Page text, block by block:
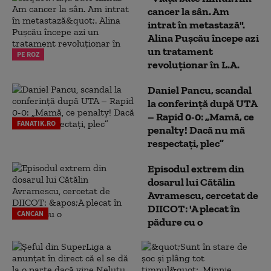
PE ROZ
cancer la sân. Am
intrat în metastază".
Alina Pușcău începe azi
un tratament
revoluționar în L.A.
FANATIK.RO
Daniel Pancu, scandal
la conferință după UTA
– Rapid 0-0: „Mamă, ce
penalty! Dacă nu mă
respectați, plec”
CANCAN
Episodul extrem din
dosarul lui Cătălin
Avramescu, cercetat de
DIICOT: 'A plecat în
pădure cu o